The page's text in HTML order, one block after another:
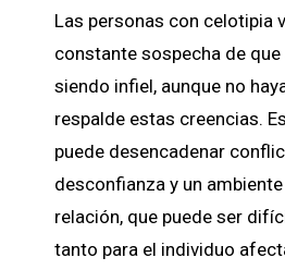
Las personas con celotipia
constante sospecha de
siendo infiel, aunque no
respalde estas creencias.
puede desencadenar
desconfianza y un
relación, que puede ser
tanto para el individuo